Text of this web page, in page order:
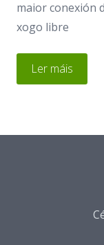
maior conexión
xogo libre
Ler máis